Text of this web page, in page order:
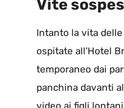
Vite
Intanto la vita
ospitate all’Hotel
temporaneo dai
panchina davanti